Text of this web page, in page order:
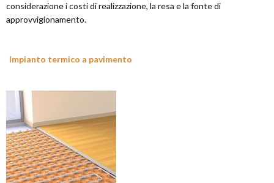
considerazione i costi di realizzazione, la resa e la fonte di
approvvigionamento.
Impianto termico a pavimento